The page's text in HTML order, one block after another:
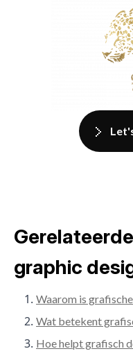
graphic
Waarom is
Wat betekent
Hoe helpt grafisch